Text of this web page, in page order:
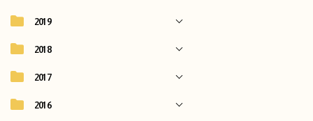
2019
2018
2017
2016